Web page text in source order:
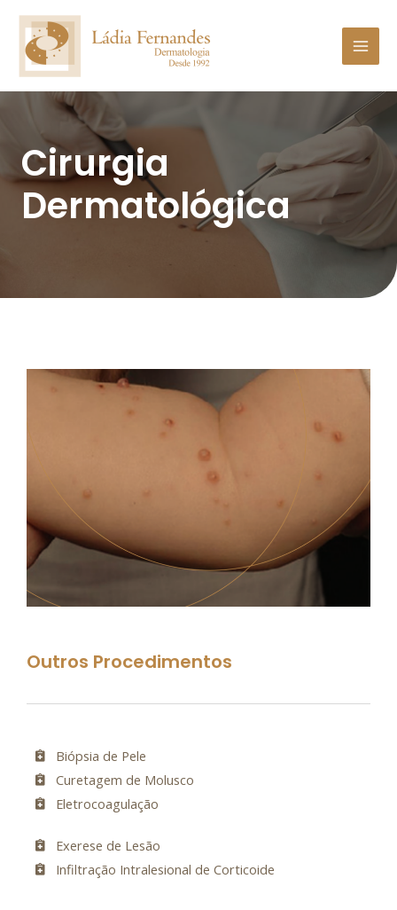
Cirurgia
Dermatológica
Outros Procedimentos
Biópsia de Pele
Curetagem de Molusco
Eletrocoagulação
Exerese de Lesão
Infiltração Intralesional de Corticoide